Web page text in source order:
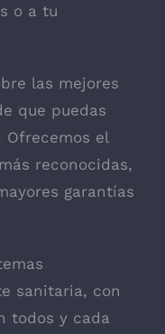
o a tu
las mejores
que puedas
el
reconocidas,
garantías
sanitaria, con
todos y cada